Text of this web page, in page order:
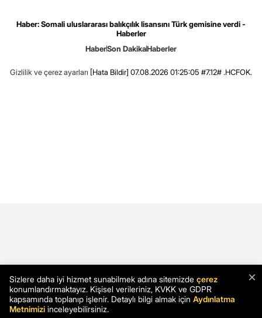
Haber: Somali uluslararası balıkçılık lisansını Türk gemisine verdi -
Haberler
HaberSon DakikaHaberler
Gizlilik ve çerez ayarları [Hata Bildir] 07.08.2026 01:25:05 #7.12# .HCFOK.
×
Sizlere daha iyi hizmet sunabilmek adına sitemizde çerez
konumlandırmaktayız. Kişisel verileriniz, KVKK ve GDPR
kapsamında toplanıp işlenir. Detaylı bilgi almak için Aydınlatma
Metnimizi inceleyebilirsiniz.